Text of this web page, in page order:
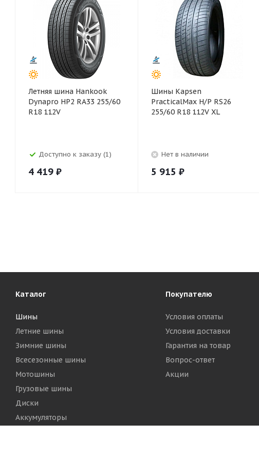
Летняя шина Hankook
Dynapro HP2 RA33 255/60
R18 112V
Доступно к заказу (1)
4 419 ₽
Шины Kapsen
PracticalMax H/P RS26
255/60 R18 112V XL
Нет в наличии
5 915 ₽
Каталог
Шины
Летние шины
Зимние шины
Всесезонные шины
Мотошины
Грузовые шины
Диски
Аккумуляторы
Покупателю
Условия оплаты
Условия доставки
Гарантия на товар
Вопрос-ответ
Акции